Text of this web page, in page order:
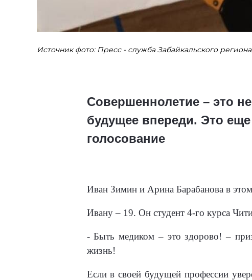
Источник фото: Пресс - служба Забайкальского
Совершеннолетие – это
будущее впереди. Это
голосование
Иван Зимин и Арина Барабанова в
Ивану – 19. Он студент 4-го курса
- Быть медиком – это здорово! –
жизнь!
Если в своей будущей профессии